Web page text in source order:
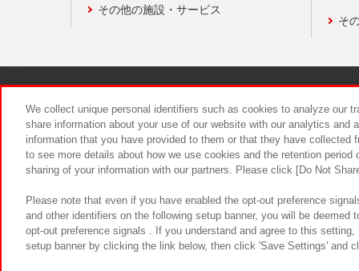
その他の施設・サービス
そ
食品のご
We collect unique personal identifiers such as cookies to analyze our
share information about your use of our website with our analytics and
information that you have provided to them or that they have
to see more details about how we use cookies and the retention
sharing of your information with our partners. Please click [Do Not
Please note that even if you have enabled the opt-out preference
and other identifiers on the following setup banner, you will be
opt-out preference signals . If you understand and agree to this
setup banner by clicking the link below, then click 'Save Settings' and